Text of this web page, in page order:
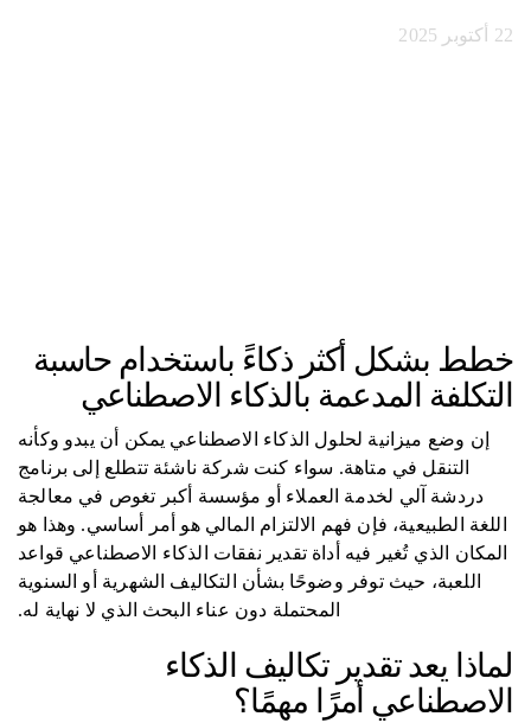
22 أكتوبر 2025
خطط بشكل أكثر ذكاءً باستخدام حاسبة
التكلفة المدعمة بالذكاء الاصطناعي
إن وضع ميزانية لحلول الذكاء الاصطناعي يمكن أن يبدو وكأنه
التنقل في متاهة. سواء كنت شركة ناشئة تتطلع إلى برنامج
دردشة آلي لخدمة العملاء أو مؤسسة أكبر تغوص في معالجة
اللغة الطبيعية، فإن فهم الالتزام المالي هو أمر أساسي. وهذا هو
المكان الذي تُغير فيه أداة تقدير نفقات الذكاء الاصطناعي قواعد
اللعبة، حيث توفر وضوحًا بشأن التكاليف الشهرية أو السنوية
المحتملة دون عناء البحث الذي لا نهاية له.
لماذا يعد تقدير تكاليف الذكاء
الاصطناعي أمرًا مهمًا؟